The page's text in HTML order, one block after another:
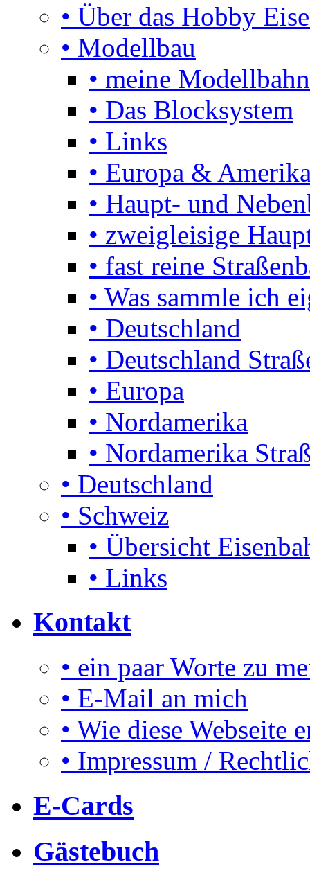
• Über das Hobby
• Modellbau
• meine
• Das Blocksystem
• Links
• Europa &
• Haupt- und
• zweigleisige
• fast reine
• Was sammle ich
• Deutschland
• Deutschland
• Europa
• Nordamerika
• Nordamerika
• Deutschland
• Schweiz
• Übersicht
• Links
Kontakt
• ein paar Worte zu
• E-Mail an mich
• Wie diese Webseite
• Impressum /
E-Cards
Gästebuch